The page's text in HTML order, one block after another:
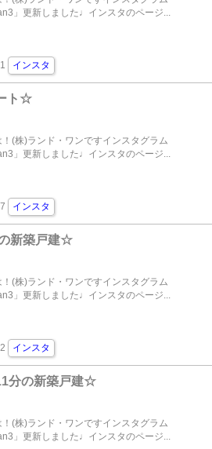
」更新しました♩インスタのページ...
インスタ
ト☆
！(株)ランド・ワンですインスタグラム
」更新しました♩インスタのページ...
インスタ
新築戸建☆
！(株)ランド・ワンですインスタグラム
」更新しました♩インスタのページ...
インスタ
分の新築戸建☆
！(株)ランド・ワンですインスタグラム
」更新しました♩インスタのページ...